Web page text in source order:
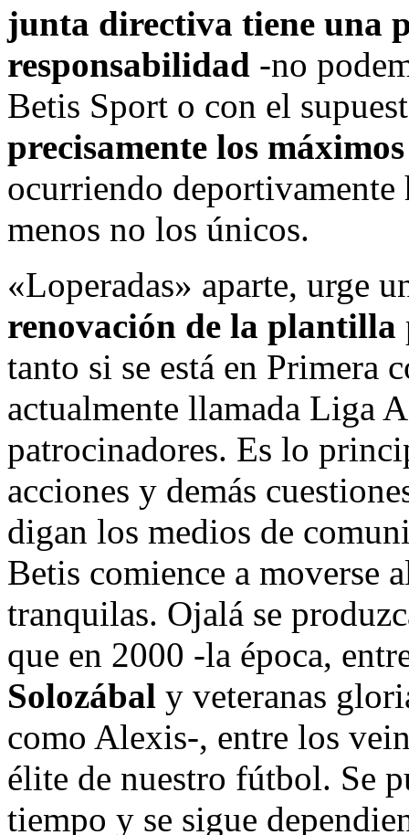
junta directiva tiene una
responsabilidad -no
Betis Sport o con el
precisamente los
ocurriendo
menos no los únicos.
«Loperadas» aparte, urge
renovación de la plantilla
tanto si se está en Primera
actualmente llamada Liga
patrocinadores. Es lo
acciones y demás
digan los medios de
Betis comience a moverse
tranquilas. Ojalá se
que en 2000 -la época,
Solozábal y veteranas
como Alexis-, entre los
élite de nuestro fútbol. Se
tiempo y se sigue